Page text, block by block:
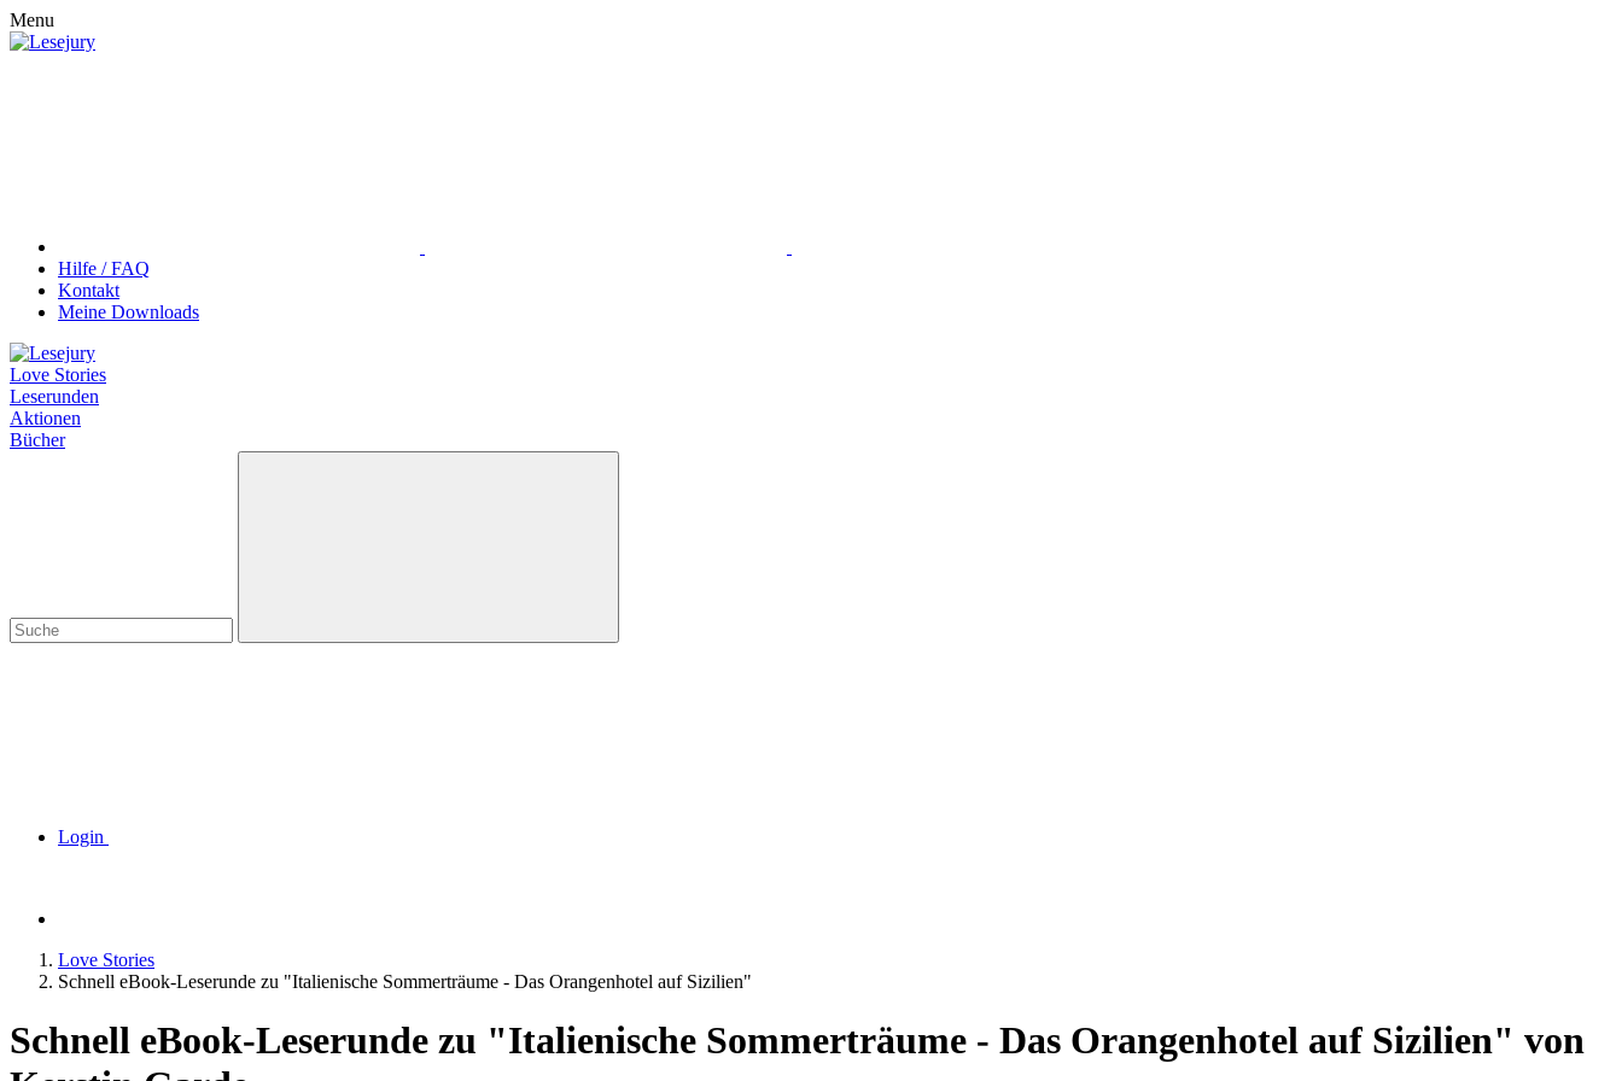
Menu
Hilfe / FAQ
Kontakt
Meine Downloads
Love Stories
Leserunden
Aktionen
Bücher
Login
Love Stories
Schnell eBook-Leserunde zu "Italienische Sommerträume - Das Orangenhotel auf Sizilien"
Schnell eBook-Leserunde zu "Italienische Sommerträume - Das Orangenhotel auf Sizilien" von